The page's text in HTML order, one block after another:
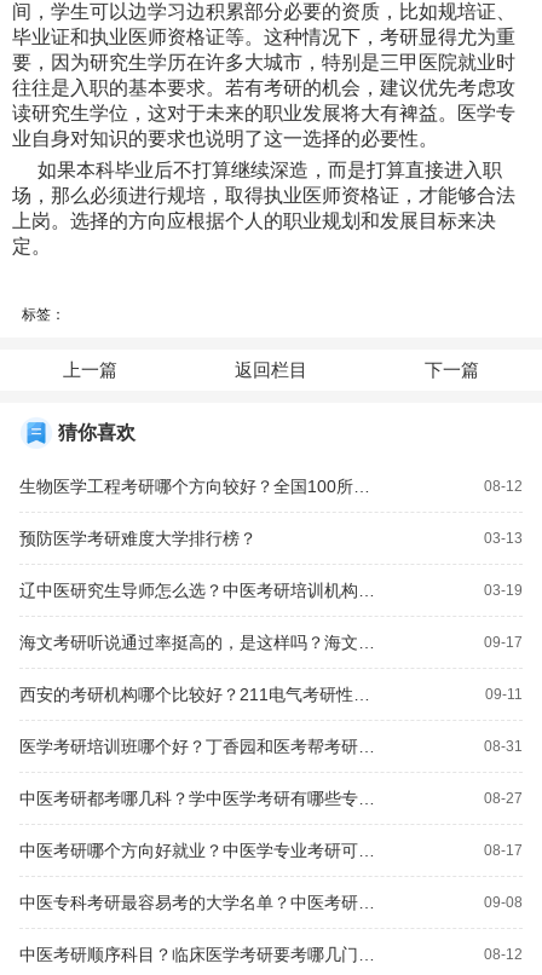
间，学生可以边学习边积累部分必要的资质，比如规培证、
毕业证和执业医师资格证等。这种情况下，考研显得尤为重
要，因为研究生学历在许多大城市，特别是三甲医院就业时
往往是入职的基本要求。若有考研的机会，建议优先考虑攻
读研究生学位，这对于未来的职业发展将大有裨益。医学专
业自身对知识的要求也说明了这一选择的必要性。
如果本科毕业后不打算继续深造，而是打算直接进入职
场，那么必须进行规培，取得执业医师资格证，才能够合法
上岗。选择的方向应根据个人的职业规划和发展目标来决
定。
标签：
上一篇 返回栏目 下一篇
猜你喜欢
08-12
预防医学考研难度大学排行榜？ 03-13
03-19
09-17
09-11
08-31
08-27
08-17
09-08
08-12